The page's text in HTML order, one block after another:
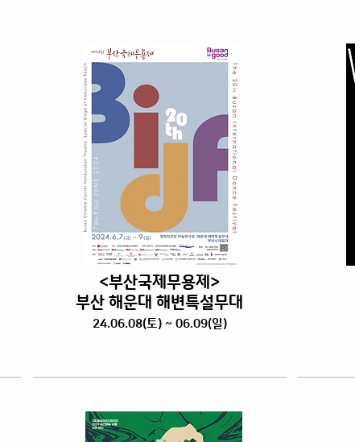
<부산국제무용제>
부산 해운대 해변특설무대
24.06.08(토) ~ 06.09(일)